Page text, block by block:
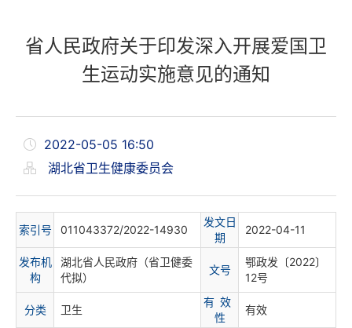
省人民政府关于印发深入开展爱国卫
生运动实施意见的通知
2022-05-05 16:50
湖北省卫生健康委员会
索引号 011043372/2022-14930
发文日
期
2022-04-11
发布机
构
湖北省人民政府（省卫健委
代拟）
文号
鄂政发〔2022〕
12号
分类 卫生
有 效
性
有效